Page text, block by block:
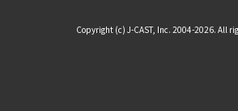
Copyright (c) J-CAST, Inc. 2004-2026. All